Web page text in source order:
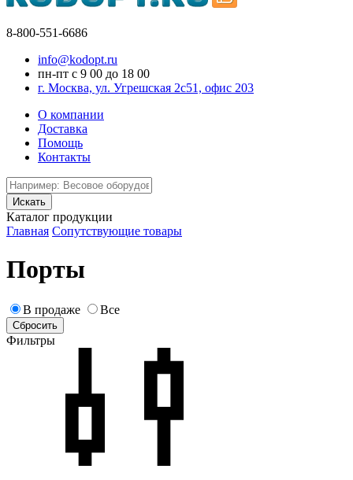
8-800-551-6686
info@kodopt.ru
пн-пт с 9 00 до 18 00
г. Москва, ул. Угрешская 2с51, офис 203
О компании
Доставка
Помощь
Контакты
Каталог продукции
Главная Сопутствующие товары
Порты
В продаже Все
Фильтры